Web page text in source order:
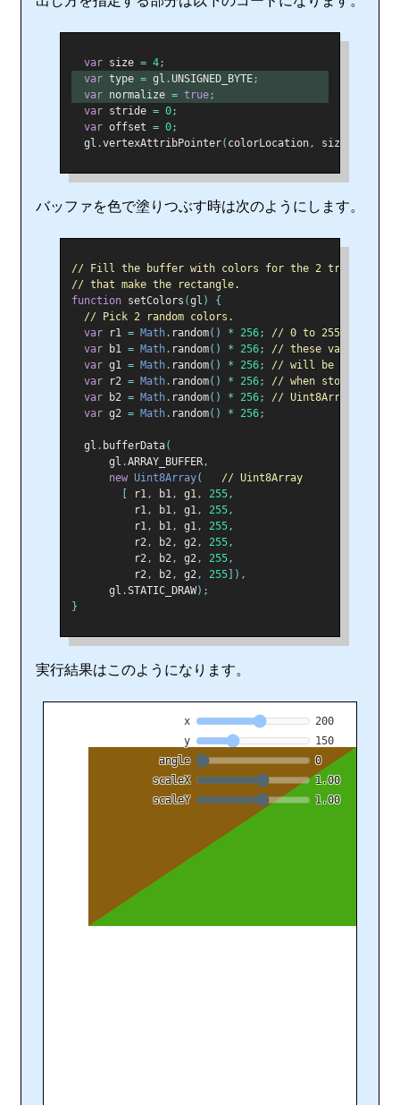
var size = 4;
var type = gl .UNSIGNED_BYTE;
var normalize = true;
var stride = 0;
var offset = 0;
  gl
.vertexAttribPointer( colorLocation, size
バッファを色で塗りつぶす時は次のようにします。
// Fill the buffer with colors for the 2 triangles
// that make the rectangle.
function setColors (gl )
{
// Pick 2 random colors.
var r1 = Math. random() * 256;
// 0 to 255.99999
var b1 = Math. random() * 256;
// these values
var g1 = Math. random() * 256;
// will be truncated
var r2 = Math. random() * 256;
// when stored in
var b2 = Math. random() * 256;
// Uint8Array
var g2 = Math. random() * 256;
  gl
. bufferData(
      gl
.ARRAY_BUFFER,
new Uint8Array(
// Uint8Array
r1, b1, g1, 255,
          r1
, b1, g1, 255,
          r1
, b1, g1, 255,
          r2
, b2, g2, 255,
          r2
, b2, g2, 255,
          r2
, b2, g2, 255 ]),
      gl
.STATIC_DRAW);
}
実行結果はこのようになります。